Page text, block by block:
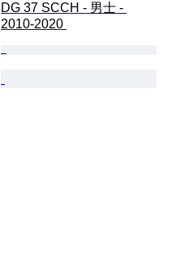
DG 37 SCCH - 男士 -
2010-2020